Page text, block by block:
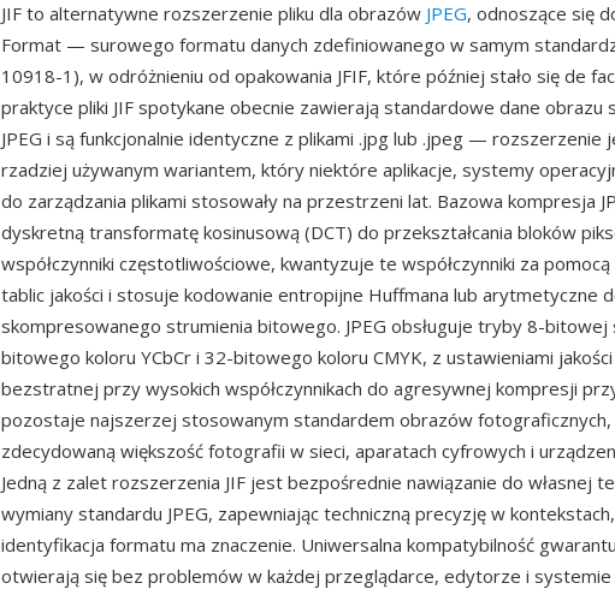
JIF to alternatywne rozszerzenie pliku dla obrazów JPEG, odnoszące się
Format — surowego formatu danych zdefiniowanego w samym
10918-1), w odróżnieniu od opakowania JFIF, które później stało się de
praktyce pliki JIF spotykane obecnie zawierają standardowe dane obrazu
JPEG i są funkcjonalnie identyczne z plikami .jpg lub .jpeg — rozszerzenie
rzadziej używanym wariantem, który niektóre aplikacje, systemy
do zarządzania plikami stosowały na przestrzeni lat. Bazowa kompresja
dyskretną transformatę kosinusową (DCT) do przekształcania bloków
współczynniki częstotliwościowe, kwantyzuje te współczynniki za
tablic jakości i stosuje kodowanie entropijne Huffmana lub arytmetyczne
skompresowanego strumienia bitowego. JPEG obsługuje tryby 8-bitowej
bitowego koloru YCbCr i 32-bitowego koloru CMYK, z ustawieniami
bezstratnej przy wysokich współczynnikach do agresywnej kompresji
pozostaje najszerzej stosowanym standardem obrazów fotograficznych,
zdecydowaną większość fotografii w sieci, aparatach cyfrowych i
Jedną z zalet rozszerzenia JIF jest bezpośrednie nawiązanie do własnej
wymiany standardu JPEG, zapewniając techniczną precyzję w
identyfikacja formatu ma znaczenie. Uniwersalna kompatybilność
otwierają się bez problemów w każdej przeglądarce, edytorze i